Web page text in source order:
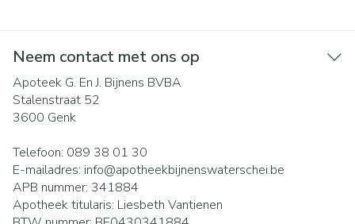
Neem contact met ons op
Apoteek G. En J. Bijnens BVBA
Stalenstraat 52
3600 Genk
Telefoon: 089 38 01 30
E-mailadres: info@apotheekbijnenswaterschei.be
APB nummer: 341884
Apotheek titularis: Liesbeth Vantienen